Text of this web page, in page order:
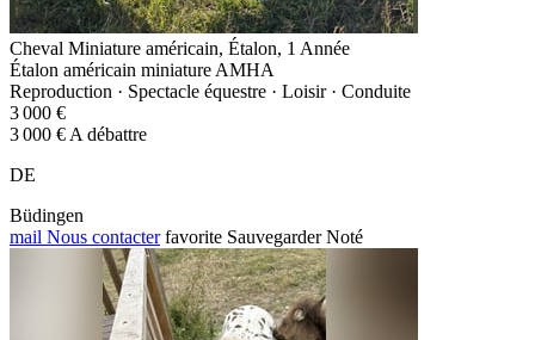
Cheval Miniature américain, Étalon, 1 Année
Étalon américain miniature AMHA
Reproduction · Spectacle équestre · Loisir · Conduite
3 000 €
3 000 € A débattre
DE
Büdingen
mail Nous contacter favorite Sauvegarder Noté